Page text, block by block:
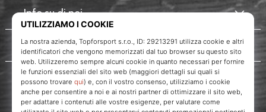
Info su di noi
Servizio clienti